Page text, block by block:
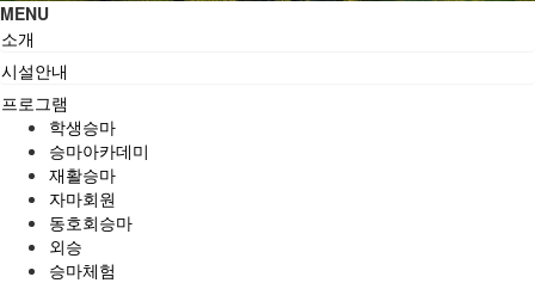
MENU
소개
시설안내
프로그램
학생승마
승마아카데미
재활승마
자마회원
동호회승마
외승
승마체험